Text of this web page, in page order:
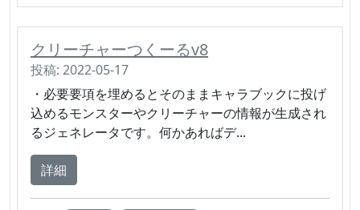
クリーチャーつくーるv8
投稿: 2022-05-17
・必要要項を埋めるとそのままキャラブックに投げ
込めるモンスターやクリーチャーの情報が生成され
るジェネレータです。何かあればデ...
詳細